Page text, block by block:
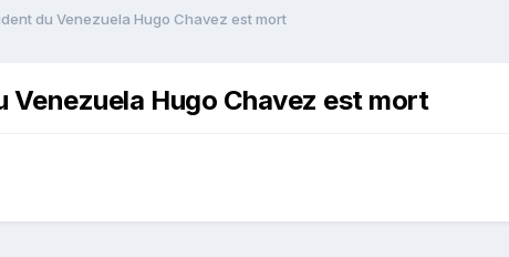
du Venezuela Hugo Chavez est mort
Venezuela Hugo Chavez est mort